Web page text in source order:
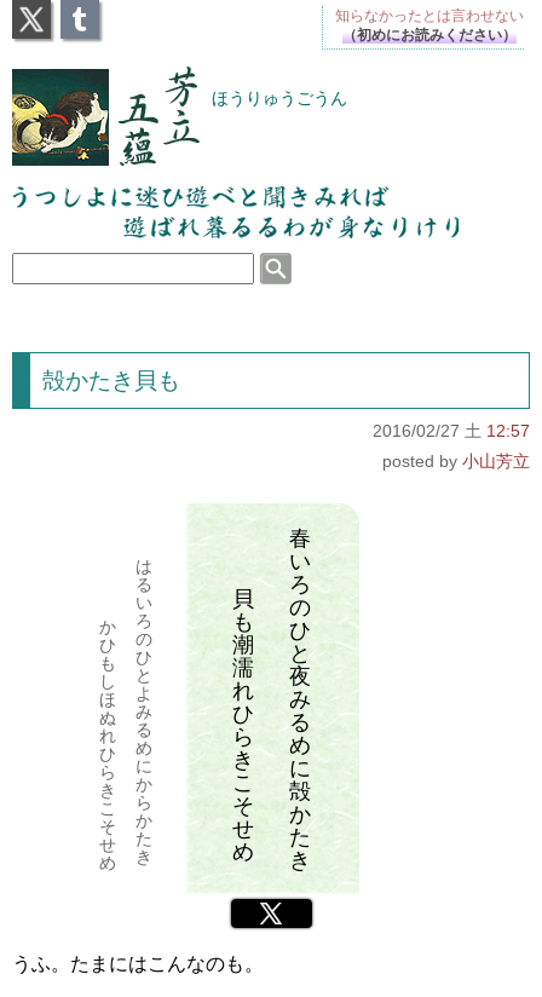
芳立五蘊 ほうりゅうごうん
うつしよに迷ひ遊べと聞きみれば遊ばれ暮るるわが
身なりけり
殻かたき貝も
2016/02/27 土 12:57
小山芳立
春
い
ろ
の
ひ
と
夜
み
る
め
に
殻
か
た
き
貝
も
潮
濡
れ
ひ
ら
き
こ
そ
せ
め
は
る
い
ろ
の
ひ
と
よ
み
る
め
に
か
ら
か
た
き
か
ひ
も
し
ほ
ぬ
れ
ひ
ら
き
こ
そ
せ
め
Twitter
うふ。たまにはこんなのも。
知らなかったとは言わせない
（初めにお読みください）
X Tumblr